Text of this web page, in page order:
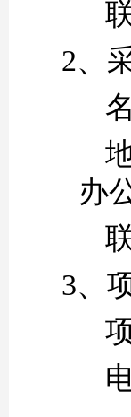
2、
办
3、